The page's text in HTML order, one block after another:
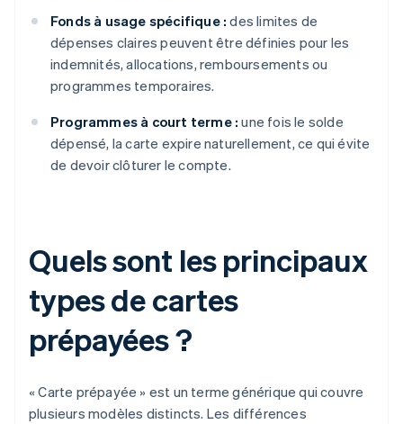
Fonds à usage spécifique : des limites de
dépenses claires peuvent être définies pour les
indemnités, allocations, remboursements ou
programmes temporaires.
Programmes à court terme : une fois le solde
dépensé, la carte expire naturellement, ce qui évite
de devoir clôturer le compte.
Quels sont les principaux
types de cartes
prépayées ?
« Carte prépayée » est un terme générique qui couvre
plusieurs modèles distincts. Les différences